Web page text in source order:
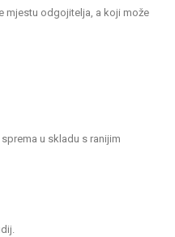
mjestu odgojitelja, a koji može
u skladu s ranijim